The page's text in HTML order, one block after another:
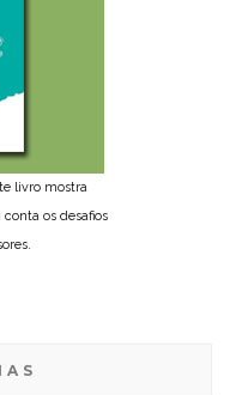
livro mostra
os desafios